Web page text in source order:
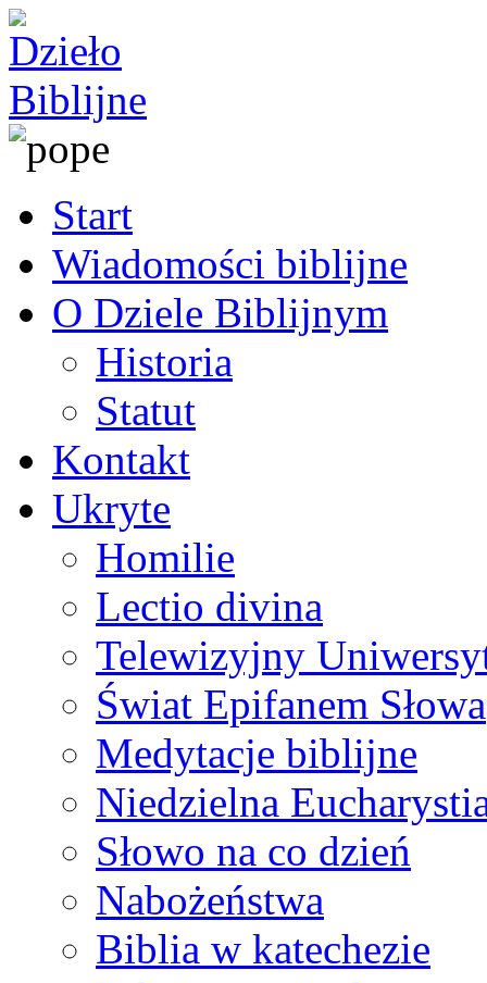
Start
Wiadomości biblijne
O Dziele Biblijnym
Historia
Statut
Kontakt
Ukryte
Homilie
Lectio divina
Telewizyjny
Świat Epifanem Słowa
Medytacje biblijne
Niedzielna
Słowo na co dzień
Nabożeństwa
Biblia w katechezie